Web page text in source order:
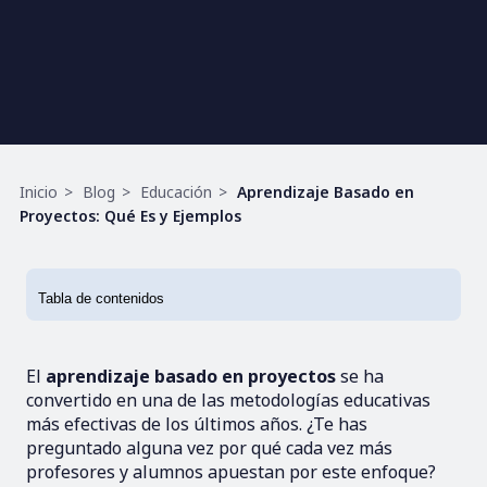
Ruta
de
Inicio Blog Educación
Aprendizaje Basado en
Proyectos: Qué Es y Ejemplos
El aprendizaje basado en proyectosse ha
convertido en una de las metodologías educativas
más efectivas de los últimos años. ¿Te has
preguntado alguna vez por qué cada vez más
profesores y alumnos apuestan por este enfoque?